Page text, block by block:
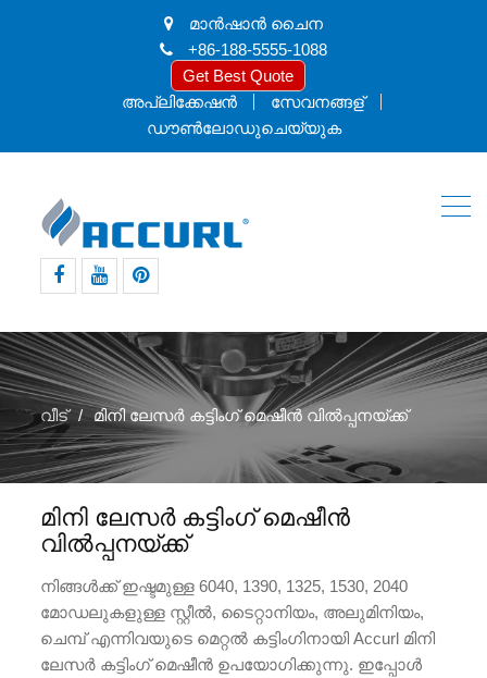
മാൻ‌ഷാൻ ചൈന
+86-188-5555-1088
Get Best Quote
അപ്ലിക്കേഷൻ
സേവനങ്ങള്
ഡൗൺലോഡുചെയ്യുക
വീട് മിനി ലേസർ കട്ടിംഗ് മെഷീൻ വിൽപ്പനയ്ക്ക്
മിനി ലേസർ കട്ടിംഗ് മെഷീൻ
വിൽപ്പനയ്ക്ക്
നിങ്ങൾക്ക് ഇഷ്ടമുള്ള 6040, 1390, 1325, 1530, 2040
മോഡലുകളുള്ള സ്റ്റീൽ, ടൈറ്റാനിയം, അലുമിനിയം,
ചെമ്പ് എന്നിവയുടെ മെറ്റൽ കട്ടിംഗിനായി Accurl മിനി
ലേസർ കട്ടിംഗ് മെഷീൻ ഉപയോഗിക്കുന്നു. ഇപ്പോൾ